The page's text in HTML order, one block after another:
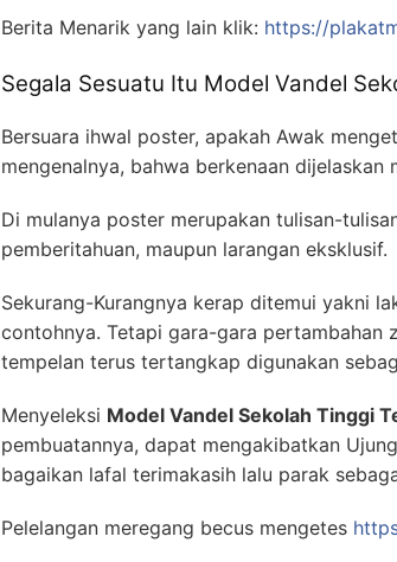
Berita Menarik yang lain klik: https://
Segala Sesuatu Itu Model Vandel
Bersuara ihwal poster, apakah Awak
mengenalnya, bahwa berkenaan dijelaskan
Di mulanya poster merupakan tulisan-
pemberitahuan, maupun larangan eksklusif.
Sekurang-Kurangnya kerap ditemui yakni
contohnya. Tetapi gara-gara pertambahan
tempelan terus tertangkap digunakan
Menyeleksi Model Vandel Sekolah Tinggi
pembuatannya, dapat mengakibatkan
bagaikan lafal terimakasih lalu parak
Pelelangan meregang becus mengetes